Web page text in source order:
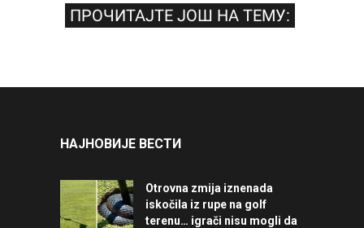
ПРОЧИТАЈТЕ ЈОШ НА ТЕМУ:
НАЈНОВИЈЕ ВЕСТИ
Otrovna zmija iznenada
iskočila iz rupe na golf
terenu… igrači nisu mogli da